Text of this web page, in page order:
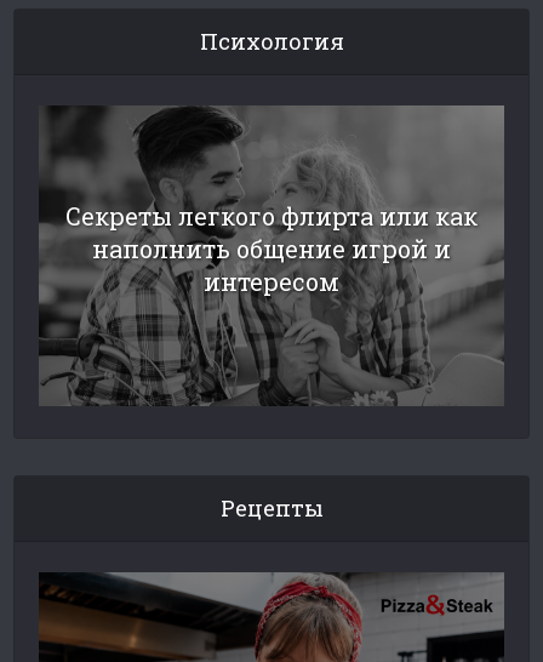
Психология
Секреты легкого флирта или как
наполнить общение игрой и
интересом
Рецепты